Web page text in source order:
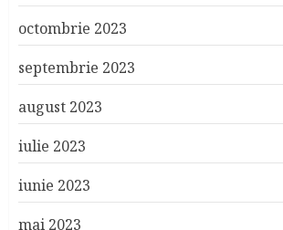
octombrie 2023
septembrie 2023
august 2023
iulie 2023
iunie 2023
mai 2023